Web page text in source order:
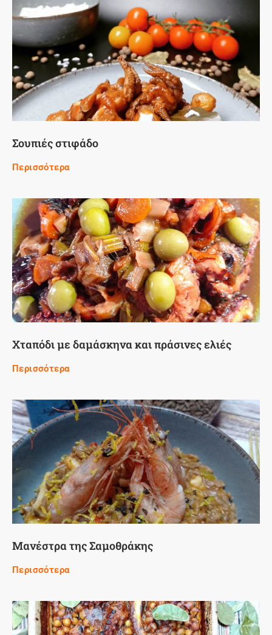
Σουπιές στιφάδο
Περισσότερα
Χταπόδι με δαμάσκηνα και πράσινες ελιές
Περισσότερα
Μανέστρα της Σαμοθράκης
Περισσότερα